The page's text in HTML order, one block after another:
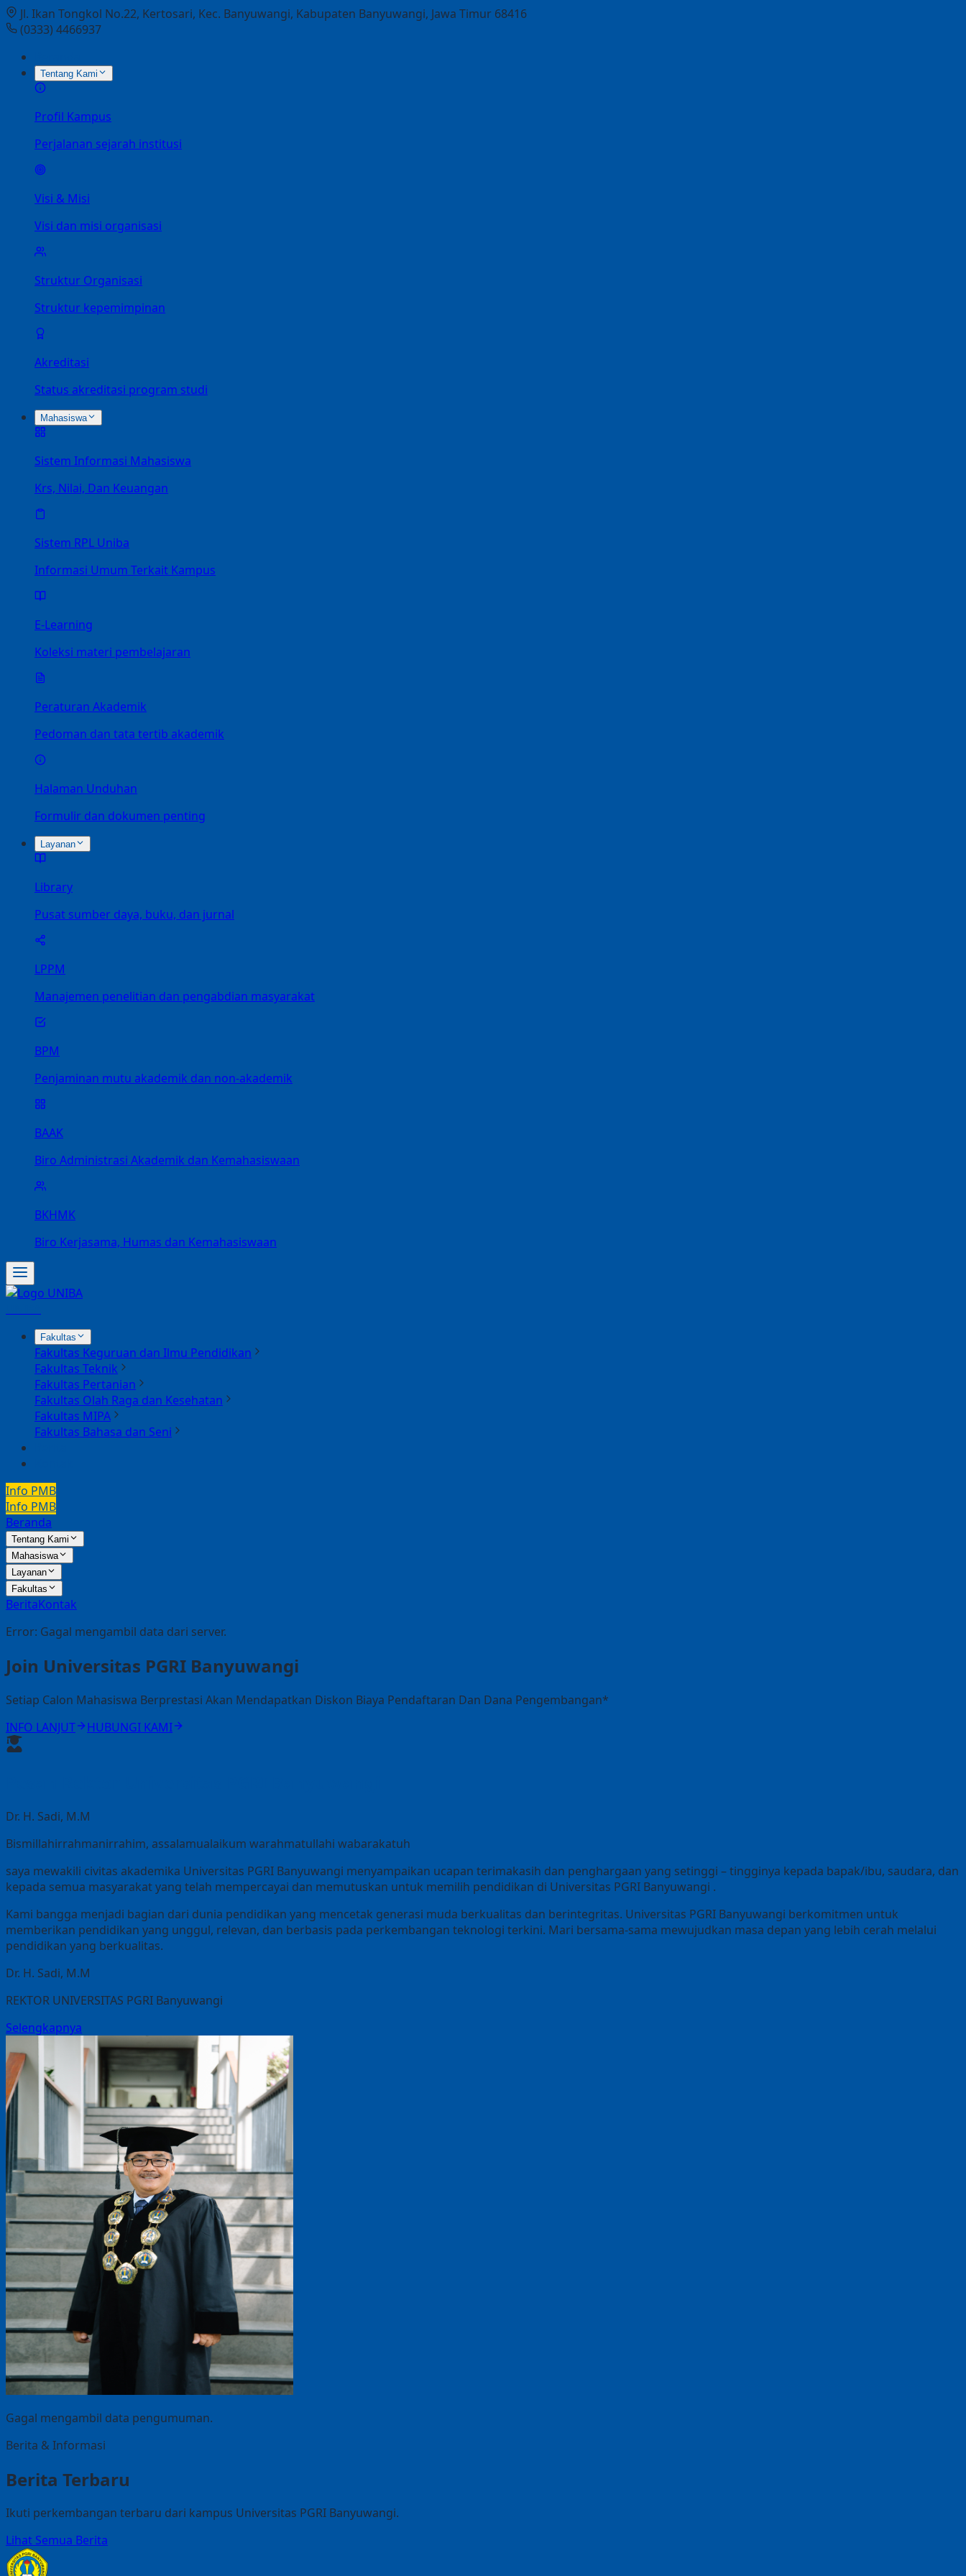
Jl. Ikan Tongkol No.22, Kertosari, Kec. Banyuwangi, Kabupaten Banyuwangi, Jawa Timur 68416
(0333) 4466937
Tentang Kami
Profil Kampus
Perjalanan sejarah institusi
Visi & Misi
Visi dan misi organisasi
Struktur Organisasi
Struktur kepemimpinan
Akreditasi
Status akreditasi program studi
Mahasiswa
Sistem Informasi Mahasiswa
Krs, Nilai, Dan Keuangan
Sistem RPL Uniba
Informasi Umum Terkait Kampus
E-Learning
Koleksi materi pembelajaran
Peraturan Akademik
Pedoman dan tata tertib akademik
Halaman Unduhan
Formulir dan dokumen penting
Layanan
Library
Pusat sumber daya, buku, dan jurnal
LPPM
Manajemen penelitian dan pengabdian masyarakat
BPM
Penjaminan mutu akademik dan non-akademik
BAAK
Biro Administrasi Akademik dan Kemahasiswaan
BKHMK
Biro Kerjasama, Humas dan Kemahasiswaan
Fakultas
Fakultas Keguruan dan Ilmu Pendidikan
Fakultas Teknik
Fakultas Pertanian
Fakultas Olah Raga dan Kesehatan
Fakultas MIPA
Fakultas Bahasa dan Seni
Info PMB
Info PMB
Beranda
Tentang Kami
Mahasiswa
Layanan
Fakultas
BeritaKontak
Error: Gagal mengambil data dari server.
Join Universitas PGRI Banyuwangi
Setiap Calon Mahasiswa Berprestasi Akan Mendapatkan Diskon Biaya Pendaftaran Dan Dana Pengembangan*
INFO LANJUT
HUBUNGI KAMI
Dr. H. Sadi, M.M
Bismillahirrahmanirrahim, assalamualaikum warahmatullahi wabarakatuh
saya mewakili civitas akademika Universitas PGRI Banyuwangi menyampaikan ucapan terimakasih dan penghargaan yang setinggi – tingginya kepada bapak/ibu, saudara, dan
kepada semua masyarakat yang telah mempercayai dan memutuskan untuk memilih pendidikan di Universitas PGRI Banyuwangi .
Kami bangga menjadi bagian dari dunia pendidikan yang mencetak generasi muda berkualitas dan berintegritas. Universitas PGRI Banyuwangi berkomitmen untuk
memberikan pendidikan yang unggul, relevan, dan berbasis pada perkembangan teknologi terkini. Mari bersama-sama mewujudkan masa depan yang lebih cerah melalui
pendidikan yang berkualitas.
Dr. H. Sadi, M.M
REKTOR UNIVERSITAS PGRI Banyuwangi
Selengkapnya
Gagal mengambil data pengumuman.
Berita & Informasi
Berita Terbaru
Ikuti perkembangan terbaru dari kampus Universitas PGRI Banyuwangi.
Lihat Semua Berita